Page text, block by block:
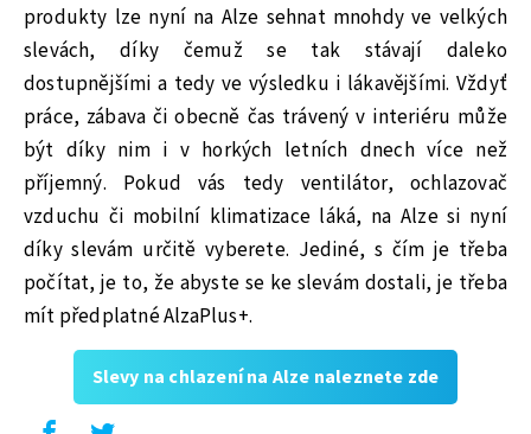
produkty lze nyní na Alze sehnat mnohdy ve velkých
slevách, díky čemuž se tak stávají daleko
dostupnějšími a tedy ve výsledku i lákavějšími. Vždyť
práce, zábava či obecně čas trávený v interiéru může
být díky nim i v horkých letních dnech více než
příjemný. Pokud vás tedy ventilátor, ochlazovač
vzduchu či mobilní klimatizace láká, na Alze si nyní
díky slevám určitě vyberete. Jediné, s čím je třeba
počítat, je to, že abyste se ke slevám dostali, je třeba
mít předplatné AlzaPlus+.
Slevy na chlazení na Alze naleznete zde